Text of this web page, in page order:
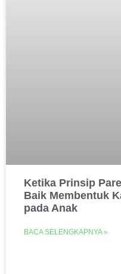
Ketika Prinsip
Baik Membentuk
pada Anak
BACA SELENGKAPNYA »